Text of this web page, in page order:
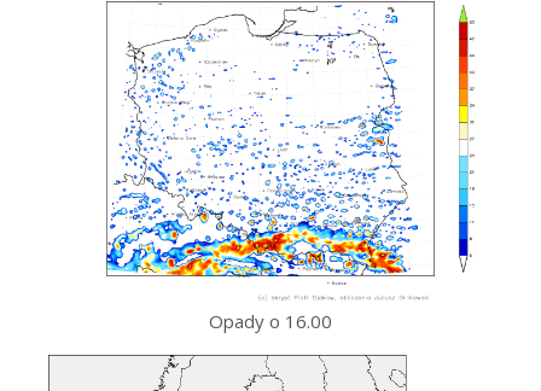
Opady o 16.00